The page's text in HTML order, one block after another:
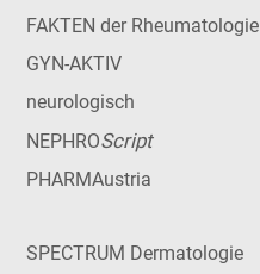
FAKTEN der Rheumatologie
GYN-AKTIV
neurologisch
NEPHROScript
PHARMAustria
SPECTRUM Dermatologie